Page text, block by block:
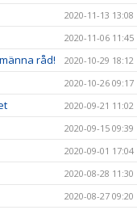
2020-11-13 13:08
2020-11-06 11:45
råd! 2020-10-29 18:12
2020-10-26 09:17
2020-09-21 11:02
2020-09-15 09:39
2020-09-01 17:04
2020-08-28 11:30
2020-08-27 09:20